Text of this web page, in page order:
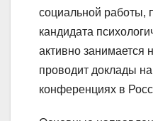
социальной работы,
кандидата
активно занимается
проводит доклады
конференциях в